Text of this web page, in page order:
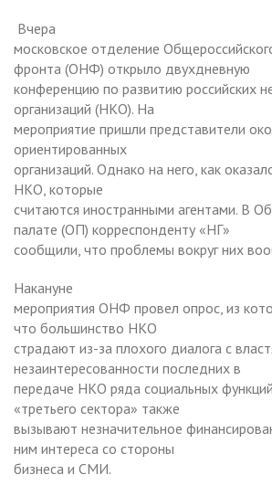
Вчера
московское отделение
фронта (ОНФ) открыло двухдневную
конференцию по развитию российских
организаций (НКО). На
мероприятие пришли представители
ориентированных
организаций. Однако на него, как
НКО, которые
считаются иностранными агентами. В
палате (ОП) корреспонденту «НГ»
сообщили, что проблемы вокруг них
Накануне
мероприятия ОНФ провел опрос, из
что большинство НКО
страдают из-за плохого диалога с
незаинтересованности последних в
передаче НКО ряда социальных
«третьего сектора» также
вызывают незначительное
ним интереса со стороны
бизнеса и СМИ.